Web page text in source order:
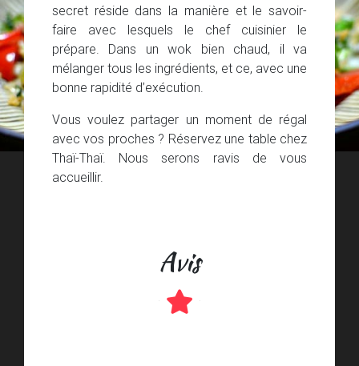
secret réside dans la manière et le savoir-
faire avec lesquels le chef cuisinier le
prépare. Dans un wok bien chaud, il va
mélanger tous les ingrédients, et ce, avec une
bonne rapidité d’exécution.
Vous voulez partager un moment de régal
avec vos proches ? Réservez une table chez
Thaï-Thaï. Nous serons ravis de vous
accueillir.
Avis